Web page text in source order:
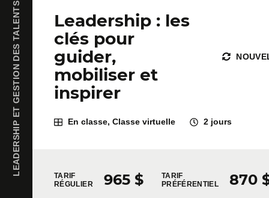
LEADERSHIP ET GESTION DES TALENTS
Leadership : les
clés pour
guider,
mobiliser et
inspirer
En classe, Classe virtuelle 2 jours
TARIF
RÉGULIER
965 $
TARIF
PRÉFÉRENTIEL
870